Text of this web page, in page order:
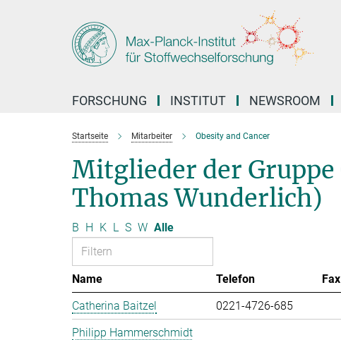
FORSCHUNG INSTITUT NEWSROOM
Startseite Mitarbeiter Obesity and Cancer
Mitglieder der Gruppe
Thomas Wunderlich)
B H K L S W Alle
Name Telefon Fax
Catherina Baitzel
0221-4726-685
Philipp Hammerschmidt